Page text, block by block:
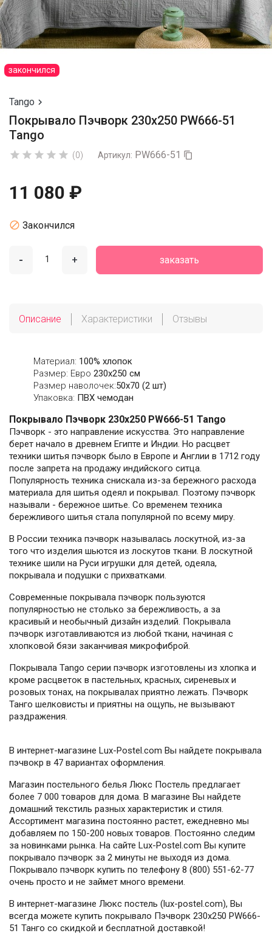
закончился
Tango 
Покрывало Пэчворк 230х250 PW666-51
Tango
     (0) Артикул: PW666-51 
11 080 ₽
 Закончился
- + заказать
Описание Характеристики Отзывы
Материал: 100% хлопок
Размер: Евро 230х250 см
Размер наволочек:50x70 (2 шт)
Упаковка: ПВХ чемодан
Покрывало Пэчворк 230х250 PW666-51 Tango
Пэчворк - это направление искусства. Это направление
берет начало в древнем Египте и Индии. Но расцвет
техники шитья пэчворк было в Европе и Англии в 1712 году
после запрета на продажу индийского ситца.
Популярность техника снискала из-за бережного расхода
материала для шитья одеял и покрывал. Поэтому пэчворк
называли - бережное шитье. Со временем техника
бережливого шитья стала популярной по всему миру.
В России техника пэчворк называлась лоскутной, из-за
того что изделия шьются из лоскутов ткани. В лоскутной
технике шили на Руси игрушки для детей, одеяла,
покрывала и подушки с прихватками.
Современные покрывала пэчворк пользуются
популярностью не столько за бережливость, а за
красивый и необычный дизайн изделий. Покрывала
пэчворк изготавливаются из любой ткани, начиная с
хлопковой бязи заканчивая микрофиброй.
Покрывала Tango серии пэчворк изготовлены из хлопка и
кроме расцветок в пастельных, красных, сиреневых и
розовых тонах, на покрывалах приятно лежать. Пэчворк
Танго шелковисты и приятны на ощупь, не вызывают
раздражения.
В интернет-магазине Lux-Postel.com Вы найдете покрывала
пэчвокр в 47 вариантах оформления.
Магазин постельного белья Люкс Постель предлагает
более 7 000 товаров для дома. В магазине Вы найдете
домашний текстиль разных характеристик и стиля.
Ассортимент магазина постоянно растет, ежедневно мы
добавляем по 150-200 новых товаров. Постоянно следим
за новинками рынка. На сайте Lux-Postel.com Вы купите
покрывало пэчворк за 2 минуты не выходя из дома.
Покрывало пэчворк купить по телефону 8 (800) 551-62-77
очень просто и не займет много времени.
В интернет-магазине Люкс постель (lux-postel.com), Вы
всегда можете купить покрывало Пэчворк 230х250 PW666-
51 Танго со скидкой и бесплатной доставкой!